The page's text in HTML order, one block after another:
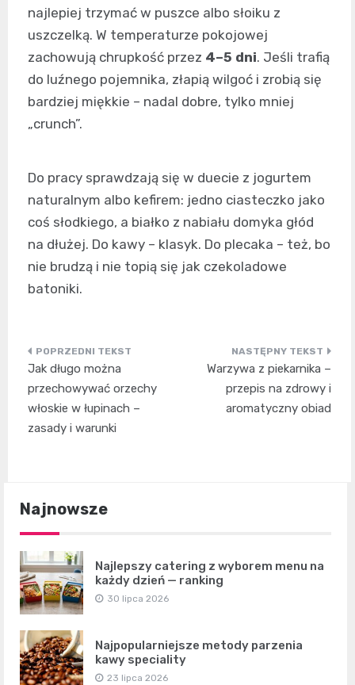
najlepiej trzymać w puszce albo słoiku z
uszczelką. W temperaturze pokojowej
zachowują chrupkość przez 4–5 dni. Jeśli trafią
do luźnego pojemnika, złapią wilgoć i zrobią się
bardziej miękkie – nadal dobre, tylko mniej
„crunch”.
Do pracy sprawdzają się w duecie z jogurtem
naturalnym albo kefirem: jedno ciasteczko jako
coś słodkiego, a białko z nabiału domyka głód
na dłużej. Do kawy – klasyk. Do plecaka – też, bo
nie brudzą i nie topią się jak czekoladowe
batoniki.
Nawigacja
wpisu
Jak długo można
przechowywać orzechy
włoskie w łupinach –
zasady i warunki
Warzywa z piekarnika –
przepis na zdrowy i
aromatyczny obiad
Najnowsze
Najlepszy catering z wyborem menu na
każdy dzień — ranking
30 lipca 2026
Najpopularniejsze metody parzenia
kawy speciality
23 lipca 2026